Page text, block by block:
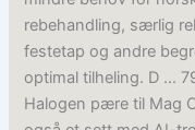
rebehandling, særlig
festetap og andre
optimal tilheling. D …
Halogen pære til Mag